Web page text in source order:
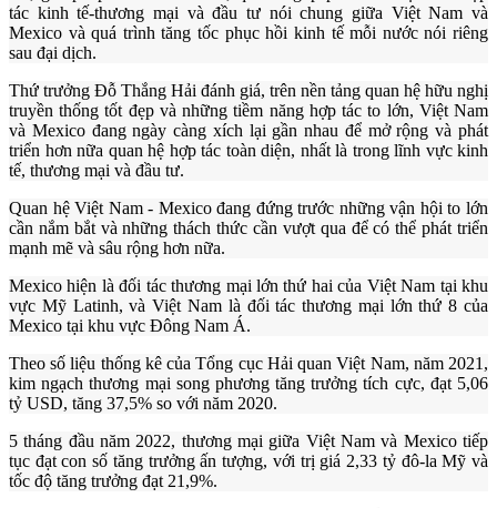
tác kinh tế-thương mại và đầu tư nói chung giữa Việt Nam và
Mexico và quá trình tăng tốc phục hồi kinh tế mỗi nước nói riêng
sau đại dịch.
Thứ trưởng Đỗ Thắng Hải đánh giá, trên nền tảng quan hệ hữu nghị
truyền thống tốt đẹp và những tiềm năng hợp tác to lớn, Việt Nam
và Mexico đang ngày càng xích lại gần nhau để mở rộng và phát
triển hơn nữa quan hệ hợp tác toàn diện, nhất là trong lĩnh vực kinh
tế, thương mại và đầu tư.
Quan hệ Việt Nam - Mexicođang đứng trước những vận hội to lớn
cần nắm bắt và những thách thức cần vượt qua để có thể phát triển
mạnh mẽ và sâu rộng hơn nữa.
Mexico hiện là đối tác thương mại lớn thứ hai của Việt Nam tại khu
vực Mỹ Latinh, và Việt Nam là đối tác thương mại lớn thứ 8 của
Mexico tại khu vực Đông Nam Á.
Theo số liệu thống kê của Tổng cục Hải quan Việt Nam, năm 2021,
kim ngạch thương mại song phương tăng trưởng tích cực, đạt 5,06
tỷ USD, tăng 37,5% so với năm 2020.
5 tháng đầu năm 2022, thương mại giữa Việt Nam và Mexico tiếp
tục đạt con số tăng trưởng ấn tượng, với trị giá 2,33 tỷ đô-la Mỹ và
tốc độ tăng trưởng đạt 21,9%.